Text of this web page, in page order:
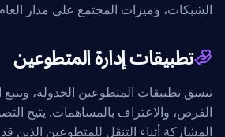
الشبكات، وميزات المجتمع على مدار
تطبيقات إدارة المتطوعين
تنسق تطبيقات المتطوعين الجدولة،
الفرص، والاعتراف بالمساهمات. يتيح
المشاركة أثناء التنقل للمتطوعين الذين